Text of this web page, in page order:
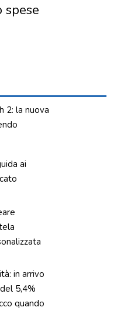
spese
2: la nuova
ai
in arrivo
5,4%
quando